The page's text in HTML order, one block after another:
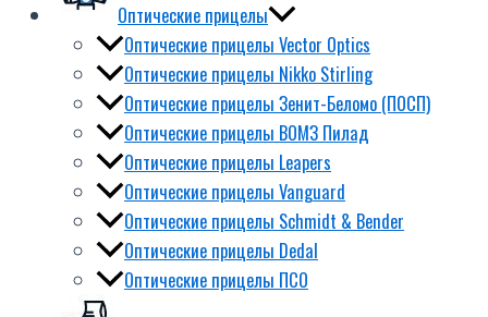
Оптические прицелы
Оптические прицелы Vector Optics
Оптические прицелы Nikko Stirling
Оптические прицелы Зенит-Беломо (ПОСП)
Оптические прицелы ВОМЗ Пилад
Оптические прицелы Leapers
Оптические прицелы Vanguard
Оптические прицелы Schmidt & Bender
Оптические прицелы Dedal
Оптические прицелы ПСО